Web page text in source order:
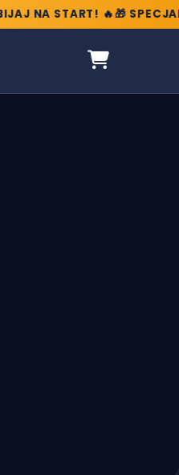
NA START! 🔥🎁 SPECJALNE